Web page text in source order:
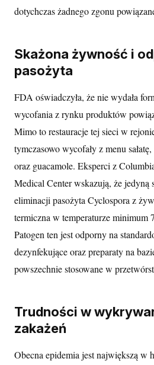
dotychczas żadnego zgonu
Skażona żywność i
pasożyta
FDA oświadczyła, że nie wydała
wycofania z rynku produktów
Mimo to restauracje tej sieci w
tymczasowo wycofały z menu
oraz guacamole. Eksperci z
Medical Center wskazują, że jedyną
eliminacji pasożyta Cyclospora z
termiczna w temperaturze minimum
Patogen ten jest odporny na
dezynfekujące oraz preparaty na
powszechnie stosowane w
Trudności w
zakażeń
Obecna epidemia jest największą w